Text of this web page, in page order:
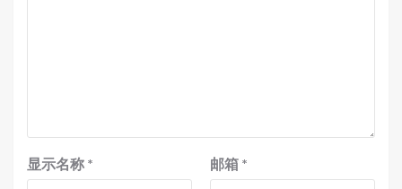
显示名称 * 邮箱 *